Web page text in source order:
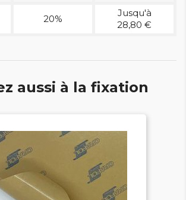
20%
Jusqu'à
28,80 €
aussi à la fixation